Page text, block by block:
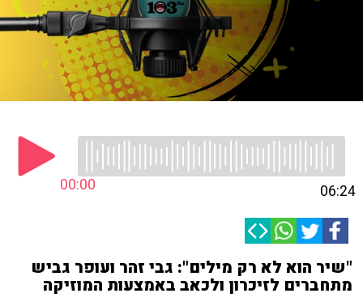
00:00 06:24
"שיר הוא לא רק מילים": גבי זהר ועופר גביש
מתחברים לזיכרון ולכאב באמצעות המוזיקה